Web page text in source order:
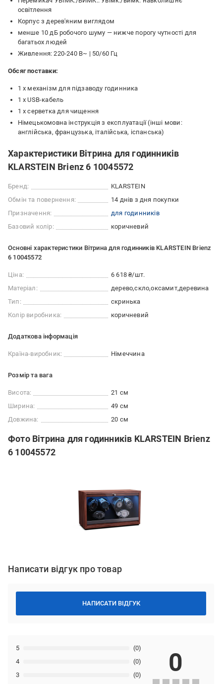
освітлення
Корпус з дерев'яним виглядом
менше 10 дБ робочого шуму — нижче порогу чутності для
багатьох людей
Живлення: 220-240 В~ | 50/60 Гц
Обсяг поставки:
1 х механізм для підзаводу годинника
1 x USB-кабель
1 х серветка для чищення
Німецькомовна інструкція з експлуатації (інші мови:
англійська, французька, італійська, іспанська)
Характеристики Вітрина для годинників
KLARSTEIN Brienz 6 10045572
Бренд:
KLARSTEIN
Обмін та повернення:
14 днів з дня покупки
Призначення:
для годинників
Базовий колір:
коричневий
Основні характеристики Вітрина для годинників KLARSTEIN Brienz
6 10045572
Ціна:
6 618 ₴/шт.
Матеріал:
дерево скло оксамит деревина
Тип:
скринька
Колір виробника:
коричневий
Додаткова інформація
Країна-виробник: Німеччина
Розмір та вага
Висота:
21 см
Ширина:
49 см
Довжина:
20 см
Фото Вітрина для годинників KLARSTEIN Brienz
6 10045572
Написати відгук про товар
НАПИСАТИ ВІДГУК
3 (0)
4 (0)
5 (0)
0